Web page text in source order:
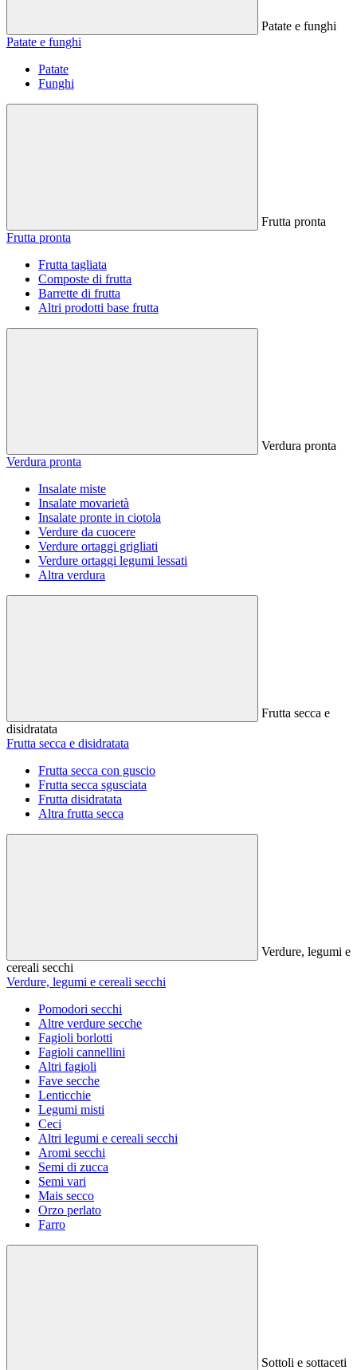
Patate e funghi
Patate e funghi
Patate
Funghi
Frutta pronta
Frutta pronta
Frutta tagliata
Composte di frutta
Barrette di frutta
Altri prodotti base frutta
Verdura pronta
Verdura pronta
Insalate miste
Insalate movarietà
Insalate pronte in ciotola
Verdure da cuocere
Verdure ortaggi grigliati
Verdure ortaggi legumi lessati
Altra verdura
Frutta secca e
disidratata
Frutta secca e disidratata
Frutta secca con guscio
Frutta secca sgusciata
Frutta disidratata
Altra frutta secca
Verdure, legumi e
cereali secchi
Verdure, legumi e cereali secchi
Pomodori secchi
Altre verdure secche
Fagioli borlotti
Fagioli cannellini
Altri fagioli
Fave secche
Lenticchie
Legumi misti
Ceci
Altri legumi e cereali secchi
Aromi secchi
Semi di zucca
Semi vari
Mais secco
Orzo perlato
Farro
Sottoli e sottaceti